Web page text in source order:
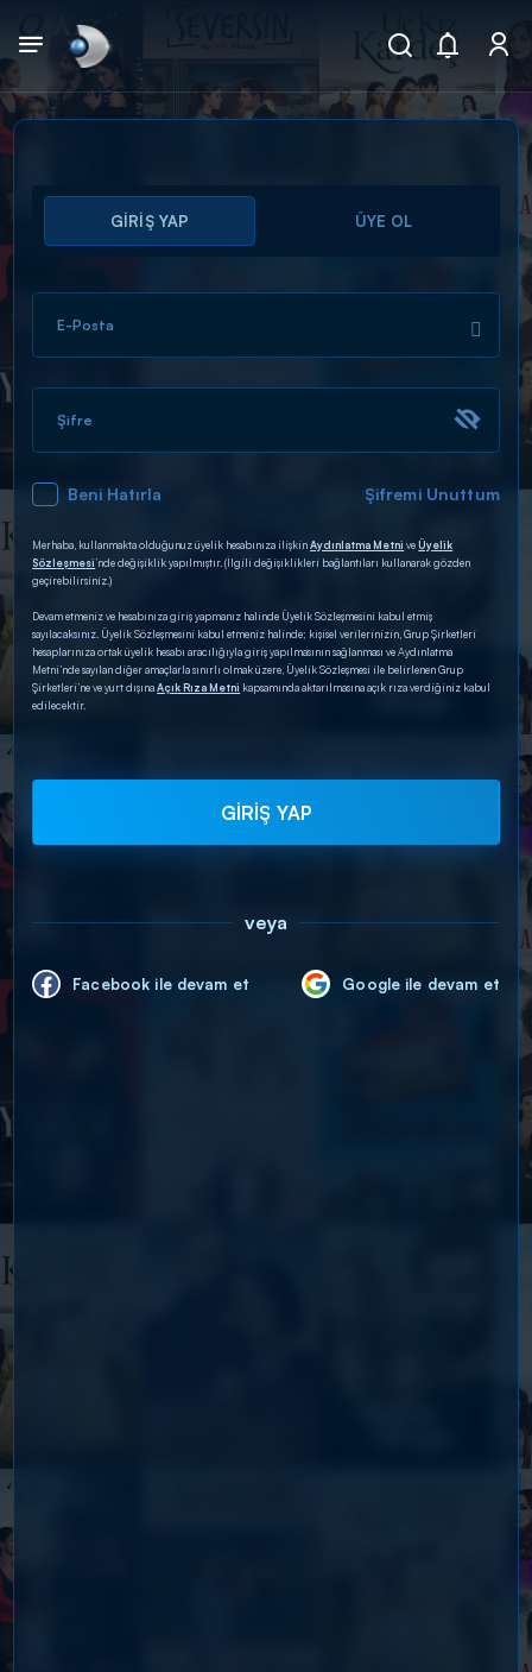
Arama
ARAMA SONUÇLARI
DİĞER SONUÇLAR
GİRİŞ YAP ÜYE OL
E-Posta
Şifre
Beni Hatırla Şifremi Unuttum
Merhaba, kullanmakta olduğunuz üyelik hesabınıza ilişkinAydınlatma Metni veÜyelik
Sözleşmesi’nde değişiklik yapılmıştır. (İlgili değişiklikleri bağlantıları kullanarak gözden
geçirebilirsiniz.)
Devam etmeniz ve hesabınıza giriş yapmanız halinde Üyelik Sözleşmesini kabul etmiş
sayılacaksınız. Üyelik Sözleşmesini kabul etmeniz halinde; kişisel verilerinizin, Grup Şirketleri
hesaplarınıza ortak üyelik hesabı aracılığıyla giriş yapılmasının sağlanması ve Aydınlatma
Metni’nde sayılan diğer amaçlarla sınırlı olmak üzere, Üyelik Sözleşmesi ile belirlenen Grup
Şirketleri’ne ve yurt dışınaAçık Rıza Metni kapsamında aktarılmasına açık rıza verdiğiniz kabul
edilecektir.
GİRİŞ YAP
veya
Facebook ile devam et Google ile devam et